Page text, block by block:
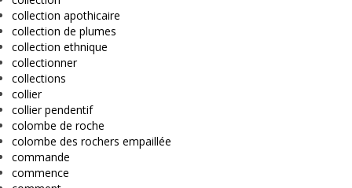
collection apothicaire
collection de plumes
collection ethnique
collectionner
collections
collier
collier pendentif
colombe de roche
colombe des rochers empaillée
commande
commence